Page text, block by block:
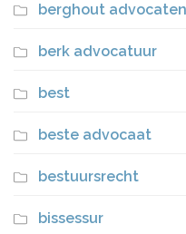
berghout advocaten
berk advocatuur
best
beste advocaat
bestuursrecht
bissessur